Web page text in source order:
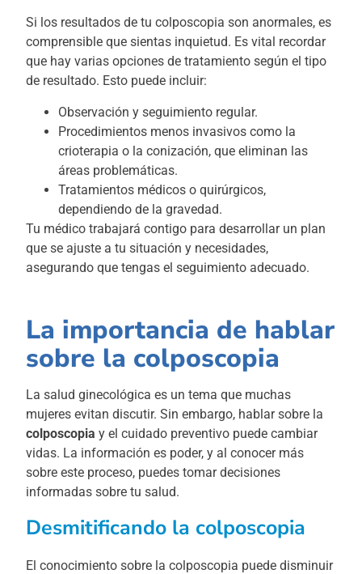
Si los resultados de tu colposcopia son anormales, es
comprensible que sientas inquietud. Es vital recordar
que hay varias opciones de tratamiento según el tipo
de resultado. Esto puede incluir:
Observación y seguimiento regular.
Procedimientos menos invasivos como la
crioterapia o la conización, que eliminan las
áreas problemáticas.
Tratamientos médicos o quirúrgicos,
dependiendo de la gravedad.
Tu médico trabajará contigo para desarrollar un plan
que se ajuste a tu situación y necesidades,
asegurando que tengas el seguimiento adecuado.
La importancia de hablar
sobre la colposcopia
La salud ginecológica es un tema que muchas
mujeres evitan discutir. Sin embargo, hablar sobre la
colposcopia y el cuidado preventivo puede cambiar
vidas. La información es poder, y al conocer más
sobre este proceso, puedes tomar decisiones
informadas sobre tu salud.
Desmitificando la colposcopia
El conocimiento sobre la colposcopia puede disminuir